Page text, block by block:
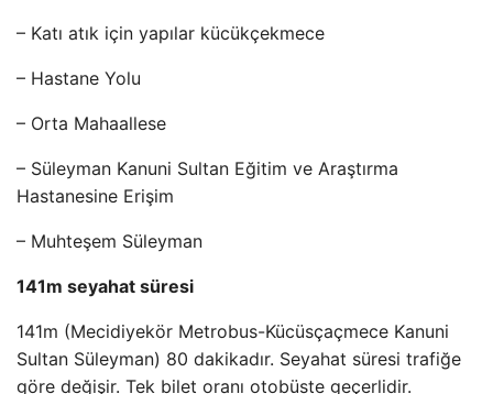
– Katı atık için yapılar kücükçekmece
– Hastane Yolu
– Orta Mahaallese
– Süleyman Kanuni Sultan Eğitim ve Araştırma
Hastanesine Erişim
– Muhteşem Süleyman
141m seyahat süresi
141m (Mecidiyekör Metrobus-Kücüsçaçmece Kanuni
Sultan Süleyman) 80 dakikadır. Seyahat süresi trafiğe
göre değişir. Tek bilet oranı otobüste geçerlidir.